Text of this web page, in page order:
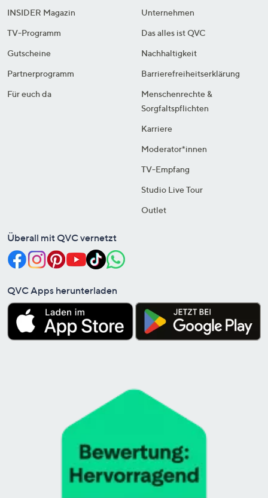
INSIDER Magazin
TV-Programm
Gutscheine
Partnerprogramm
Für euch da
Unternehmen
Das alles ist QVC
Nachhaltigkeit
Barrierefreiheitserklärung
Menschenrechte &
Sorgfaltspflichten
Karriere
Moderator*innen
TV-Empfang
Studio Live Tour
Outlet
Überall mit QVC vernetzt
QVC Apps herunterladen